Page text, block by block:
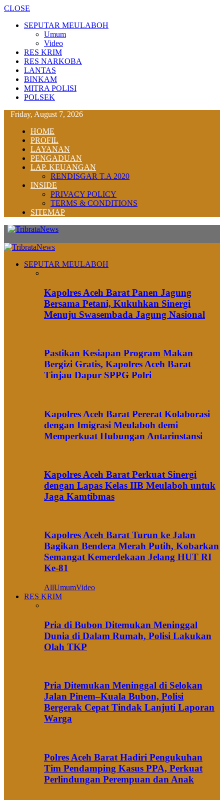
CLOSE
SEPUTAR MEULABOH
Umum
Video
RES KRIM
RES NARKOBA
LANTAS
BINKAM
MITRA POLISI
POLSEK
Friday, August 7, 2026
HOME
PROFIL
LAYANAN
PENGADUAN
LAP. KEUANGAN
RENDISGAR T.A 2020
INSIDE
PRIVACY POLICY
TERMS & CONDITIONS
SITEMAP
SEPUTAR MEULABOH
Kapolres Aceh Barat Panen Jagung
Bersama Petani, Kukuhkan Sinergi
Menuju Swasembada Jagung Nasional
Pastikan Kesiapan Program Makan
Bergizi Gratis, Kapolres Aceh Barat
Tinjau Dapur SPPG Polri
Kapolres Aceh Barat Pererat Kolaborasi
dengan Imigrasi Meulaboh demi
Memperkuat Hubungan Antarinstansi
Kapolres Aceh Barat Perkuat Sinergi
dengan Lapas Kelas IIB Meulaboh untuk
Jaga Kamtibmas
Kapolres Aceh Barat Turun ke Jalan
Bagikan Bendera Merah Putih, Kobarkan
Semangat Kemerdekaan Jelang HUT RI
Ke-81
AllUmumVideo
RES KRIM
Pria di Bubon Ditemukan Meninggal
Dunia di Dalam Rumah, Polisi Lakukan
Olah TKP
Pria Ditemukan Meninggal di Selokan
Jalan Pinem–Kuala Bubon, Polisi
Bergerak Cepat Tindak Lanjuti Laporan
Warga
Polres Aceh Barat Hadiri Pengukuhan
Tim Pendamping Kasus PPA, Perkuat
Perlindungan Perempuan dan Anak